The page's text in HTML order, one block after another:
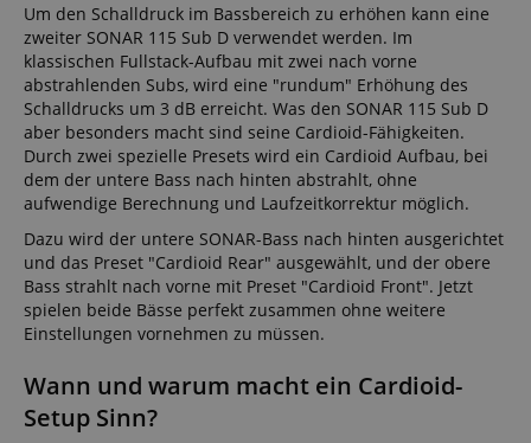
Um den Schalldruck im Bassbereich zu erhöhen kann eine
zweiter SONAR 115 Sub D verwendet werden. Im
klassischen Fullstack-Aufbau mit zwei nach vorne
abstrahlenden Subs, wird eine "rundum" Erhöhung des
Schalldrucks um 3 dB erreicht. Was den SONAR 115 Sub D
aber besonders macht sind seine Cardioid-Fähigkeiten.
Durch zwei spezielle Presets wird ein Cardioid Aufbau, bei
dem der untere Bass nach hinten abstrahlt, ohne
aufwendige Berechnung und Laufzeitkorrektur möglich.
Dazu wird der untere SONAR-Bass nach hinten ausgerichtet
und das Preset "Cardioid Rear" ausgewählt, und der obere
Bass strahlt nach vorne mit Preset "Cardioid Front". Jetzt
spielen beide Bässe perfekt zusammen ohne weitere
Einstellungen vornehmen zu müssen.
Wann und warum macht ein Cardioid-
Setup Sinn?